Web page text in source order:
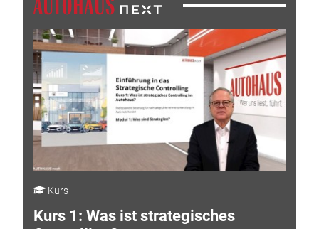
Kurs
Kurs 1: Was ist strategisches